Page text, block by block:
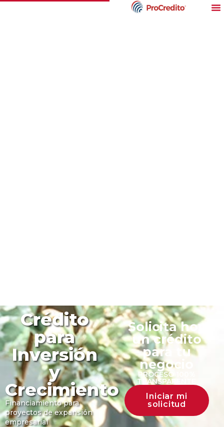
Crédito
para
Inversión
y
Crecimiento
Financiamiento para
proyectos de expansión
empresarial
Solicita hoy
un crédito
para tu
negocio
PROCESO 100%
TRANSPARENTE
Iniciar mi
solicitud